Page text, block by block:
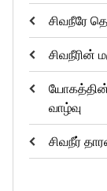
சிவநீரே
சிவநீரின்
யோகத்தின்
வாழ்வு
சிவநீர்